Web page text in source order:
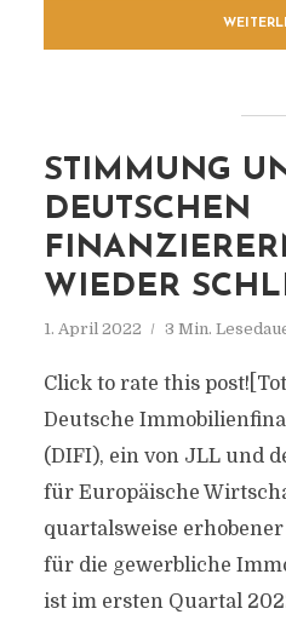
STIMMUNG
DEUTSCHEN
WIEDER
1. April 2022 3 Min.
Click to rate this
Deutsche
(DIFI), ein von JLL und
für Europäische
quartalsweise
für die gewerbliche
ist im ersten Quartal